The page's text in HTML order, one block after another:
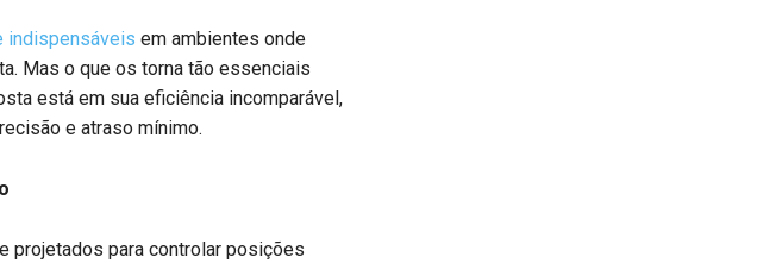
indispensáveis em ambientes onde
Mas o que os torna tão essenciais
está em sua eficiência incomparável,
e atraso mínimo.
projetados para controlar posições